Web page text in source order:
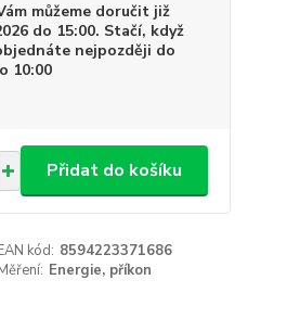
můžeme doručit již
do 15:00. Stačí, když
nejpozději do
10:00
Přidat do košíku
kód: 8594223371686
Energie, příkon